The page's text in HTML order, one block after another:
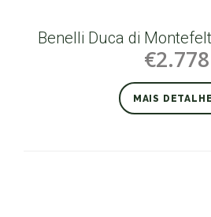
Benelli Duca di
€2.778
MAIS